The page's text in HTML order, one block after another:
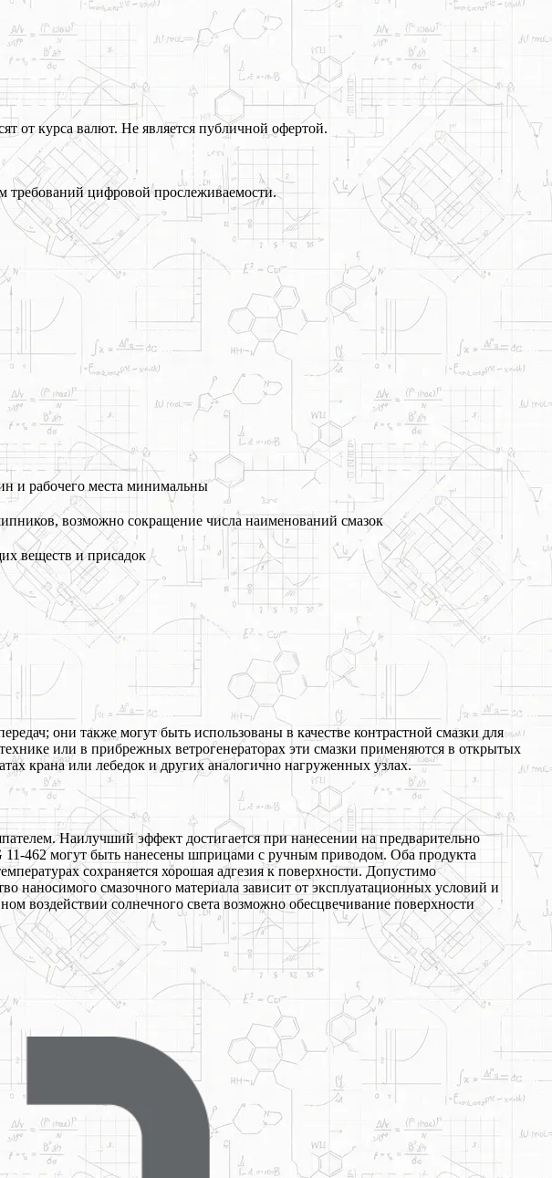
курса валют. Не является публичной офертой.
цифровой прослеживаемости.
и рабочего места минимальны
возможно сокращение числа наименований смазок
веществ и присадок
они также могут быть использованы в качестве контрастной смазки для
или в прибрежных ветрогенераторах эти смазки применяются в открытых
крана или лебедок и других аналогично нагруженных узлах.
Наилучший эффект достигается при нанесении на предварительно
462 могут быть нанесены шприцами с ручным приводом. Оба продукта
сохраняется хорошая адгезия к поверхности. Допустимо
наносимого смазочного материала зависит от эксплуатационных условий и
воздействии солнечного света возможно обесцвечивание поверхности